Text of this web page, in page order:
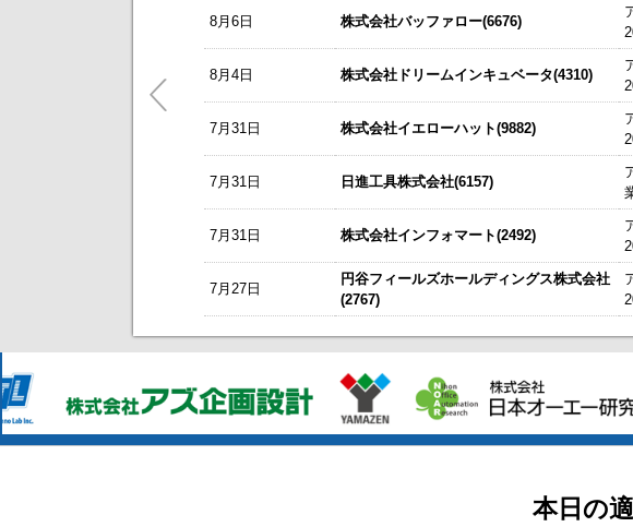
リーダー電子(6867)
今すぐ登録
東テク(9960)
今すぐ登録
アナリストレポート（シェアードリサーチ） ： 2027年3
ＳＢＳホールディングス(2384)
今すぐ登録
2026年12月期 第２四半期決算説明資料
レント(372A)
今すぐ登録
静銀リース株式会社との業務提携に関するお知らせ
「熊本中央センター」 新規開設のお知らせ
自己株式の取得および自己株式立会外買付取引（
コーポレート・ガバナンスに関する報告書 2026/08/07
オープンアップグループ(2154)
今すぐ登録
2026年6月期 通期決算説明資料
京写(6837)
8月6日 株式会社バッファロー(6676)
8月4日 株式会社ドリームインキュベータ(4310)
7月31日 株式会社イエローハット(9882)
7月31日 日進工具株式会社(6157)
7月31日 株式会社インフォマート(2492)
7月27日
円谷フィールズホールディングス株式会社
(2767)
これまで開催した、個人投資家向けIRセミナーやオ
今後のスケジュールにつきましては、こちらよりご確
5/21 梅の花グループ(7604)の掲載を開始いたしました。 今すぐ登録
【ニュースリリース】「WEB海外IRサービス」
【ご提案書】戦略的グローバルＩＲのご提案
新規掲載企業
掲載開始日：8/3
日本テクノ・ラ
掲載開始日：7/1
本日の